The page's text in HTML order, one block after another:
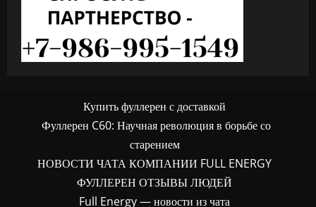
Купить фуллерен с доставкой
Фуллерен C60: Научная революция в борьбе со
старением
НОВОСТИ ЧАТА КОМПАНИИ FULL ENERGY
ФУЛЛЕРЕН ОТЗЫВЫ ЛЮДЕЙ
Full Energy — новости из чата